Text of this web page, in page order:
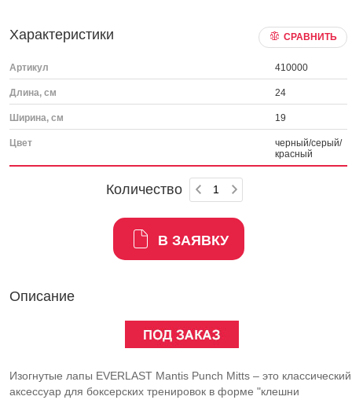
Характеристики СРАВНИТЬ
Артикул 410000
Длина, см 24
Ширина, см 19
Цвет
черный/серый/
красный
Количество
В ЗАЯВКУ
Описание
Изогнутые лапы EVERLAST Mantis Punch Mitts – это классический
аксессуар для боксерских тренировок в форме "клешни